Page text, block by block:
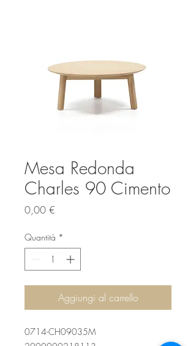
Mesa Redonda
Charles 90 Cimento
0,00 €
Quantità *
Aggiungi al carrello
0714-CH09035M